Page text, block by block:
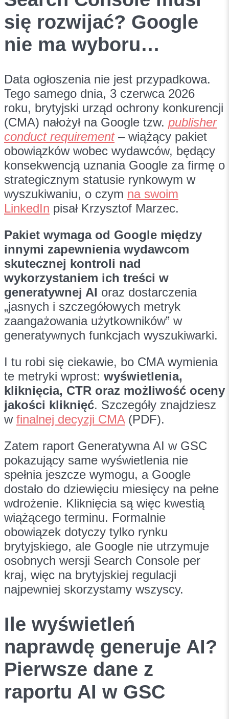
się rozwijać? Google
nie ma wyboru…
Data ogłoszenia nie jest przypadkowa.
Tego samego dnia, 3 czerwca 2026
roku, brytyjski urząd ochrony konkurencji
(CMA) nałożył na Google tzw. publisher
conduct requirement– wiążący pakiet
obowiązków wobec wydawców, będący
konsekwencją uznania Google za firmę o
strategicznym statusie rynkowym w
wyszukiwaniu, o czym na swoim
LinkedIn pisał Krzysztof Marzec.
Pakiet wymaga od Google między
innymi zapewnienia wydawcom
skutecznej kontroli nad
wykorzystaniem ich treści w
generatywnej AI oraz dostarczenia
„jasnych i szczegółowych metryk
zaangażowania użytkowników” w
generatywnych funkcjach wyszukiwarki.
I tu robi się ciekawie, bo CMA wymienia
te metryki wprost: wyświetlenia,
kliknięcia, CTR oraz możliwość oceny
jakości kliknięć. Szczegóły znajdziesz
w finalnej decyzji CMA(PDF).
Zatem raport Generatywna AI w GSC
pokazujący same wyświetlenia nie
spełnia jeszcze wymogu, a Google
dostało do dziewięciu miesięcy na pełne
wdrożenie. Kliknięcia są więc kwestią
wiążącego terminu. Formalnie
obowiązek dotyczy tylko rynku
brytyjskiego, ale Google nie utrzymuje
osobnych wersji Search Console per
kraj, więc na brytyjskiej regulacji
najpewniej skorzystamy wszyscy.
Ile wyświetleń
naprawdę generuje AI?
Pierwsze dane z
raportu AI w GSC